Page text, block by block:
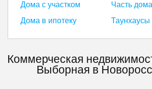
Дома с участком
Дома в ипотеку
Часть дома
Таунхаусы
Коммерческая
Выборная в